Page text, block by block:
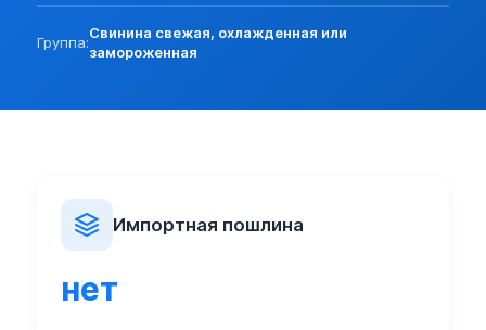
Группа:
Свинина свежая, охлажденная или
замороженная
Импортная пошлина
нет